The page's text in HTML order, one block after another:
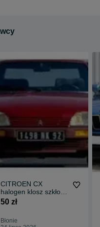
CITROEN CX
halogen klosz szkło
75-89 ORYGINAŁ
tarcze hamulcowe do
50 zł
Błonie